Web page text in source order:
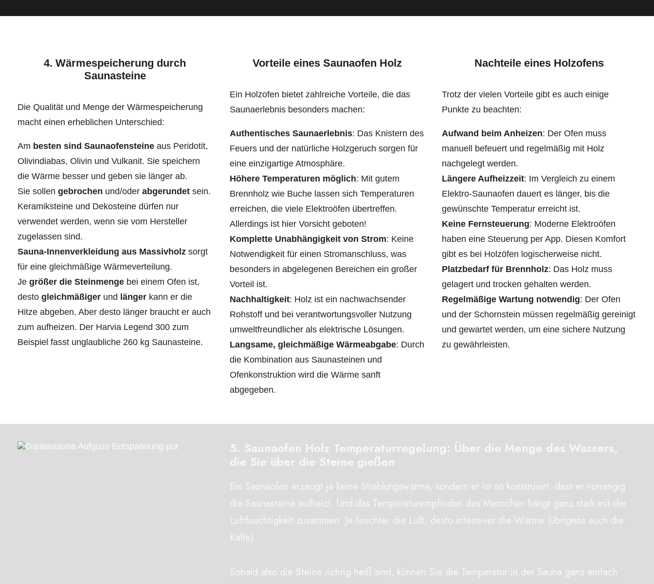
4. Wärmespeicherung durch
Saunasteine
Die Qualität und Menge der Wärmespeicherung
macht einen erheblichen Unterschied:
Am besten sind Saunaofensteine aus Peridotit,
Olivindiabas, Olivin und Vulkanit. Sie speichern
die Wärme besser und geben sie länger ab.
Sie sollen gebrochen und/oder abgerundet sein.
Keramiksteine und Dekosteine dürfen nur
verwendet werden, wenn sie vom Hersteller
zugelassen sind.
Sauna-Innenverkleidung aus Massivholz sorgt
für eine gleichmäßige Wärmeverteilung.
Je größer die Steinmenge bei einem Ofen ist,
desto gleichmäßiger und länger kann er die
Hitze abgeben. Aber desto länger braucht er auch
zum aufheizen. Der Harvia Legend 300 zum
Beispiel fasst unglaubliche 260 kg Saunasteine.
Vorteile eines Saunaofen Holz
Ein Holzofen bietet zahlreiche Vorteile, die das
Saunaerlebnis besonders machen:
Authentisches Saunaerlebnis: Das Knistern des
Feuers und der natürliche Holzgeruch sorgen für
eine einzigartige Atmosphäre.
Höhere Temperaturen möglich: Mit gutem
Brennholz wie Buche lassen sich Temperaturen
erreichen, die viele Elektroöfen übertreffen.
Allerdings ist hier Vorsicht geboten!
Komplette Unabhängigkeit von Strom: Keine
Notwendigkeit für einen Stromanschluss, was
besonders in abgelegenen Bereichen ein großer
Vorteil ist.
Nachhaltigkeit: Holz ist ein nachwachsender
Rohstoff und bei verantwortungsvoller Nutzung
umweltfreundlicher als elektrische Lösungen.
Langsame, gleichmäßige Wärmeabgabe: Durch
die Kombination aus Saunasteinen und
Ofenkonstruktion wird die Wärme sanft
abgegeben.
Nachteile eines Holzofens
Trotz der vielen Vorteile gibt es auch einige
Punkte zu beachten:
Aufwand beim Anheizen: Der Ofen muss
manuell befeuert und regelmäßig mit Holz
nachgelegt werden.
Längere Aufheizzeit: Im Vergleich zu einem
Elektro-Saunaofen dauert es länger, bis die
gewünschte Temperatur erreicht ist.
Keine Fernsteuerung: Moderne Elektroöfen
haben eine Steuerung per App. Diesen Komfort
gibt es bei Holzöfen logischerweise nicht.
Platzbedarf für Brennholz: Das Holz muss
gelagert und trocken gehalten werden.
Regelmäßige Wartung notwendig: Der Ofen
und der Schornstein müssen regelmäßig gereinigt
und gewartet werden, um eine sichere Nutzung
zu gewährleisten.
5. Saunaofen Holz Temperaturregelung: Über die Menge des Wassers,
die Sie über die Steine gießen
Ein Saunaofen erzeugt ja keine Strahlungswärme, sondern er ist so konstruiert, dass er vorrangig
die Saunasteine aufheizt. Und das Temperaturempfinden des Menschen hängt ganz stark mit der
Luftfeuchtigkeit zusammen. Je feuchter die Luft, desto intensiver die Wärme (übrigens auch die
Kälte).
Sobald also die Steine richtig heiß sind, können Sie die Temperatur in der Sauna ganz einfach